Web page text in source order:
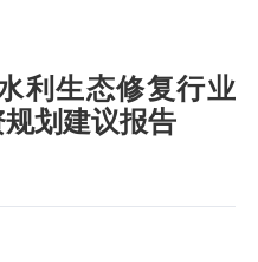
利生态修复行业
划建议报告